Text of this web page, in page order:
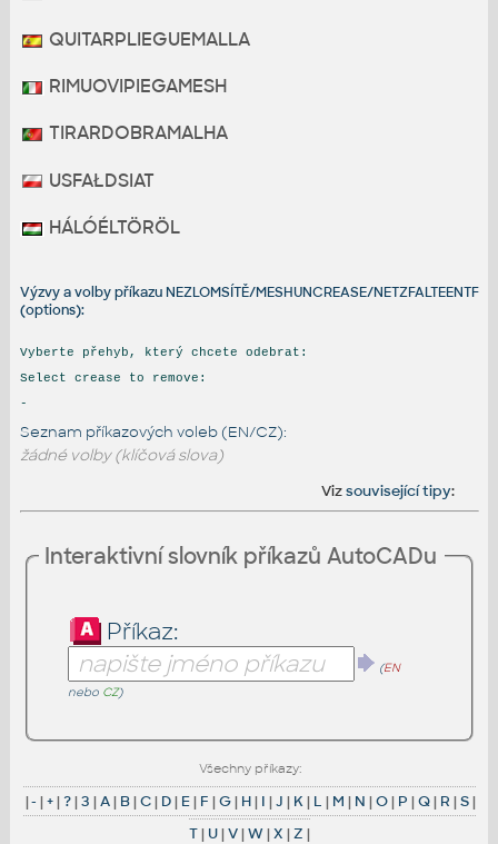
QUITARPLIEGUEMALLA
RIMUOVIPIEGAMESH
TIRARDOBRAMALHA
USFAŁDSIAT
HÁLÓÉLTÖRÖL
Výzvy a volby příkazu NEZLOMSÍTĚ/MESHUNCREASE/NETZFALTEENTF
(options):
Vyberte přehyb, který chcete odebrat:
Select crease to remove:
-
Seznam příkazových voleb (EN/CZ):
žádné volby (klíčová slova)
Vizsouvisející tipy:
Interaktivní slovník příkazů AutoCADu
Příkaz:
(EN
nebo CZ)
Všechny příkazy:
|- |+|?|3 |A| B|C| D| E| F |G| H| I |J | K| L | M | N |O| P |Q| R |S|
T| U|V|W|X |Z |